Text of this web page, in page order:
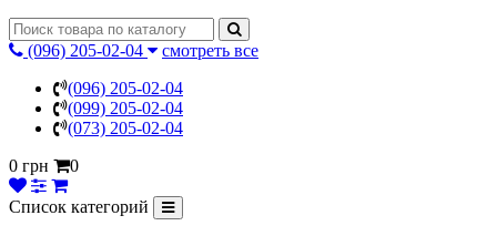
(096) 205-02-04
смотреть все
(096) 205-02-04
(099) 205-02-04
(073) 205-02-04
0 грн
0
Список категорий